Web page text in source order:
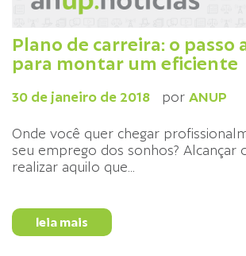
Plano de carreira: o passo
para montar um eficiente
30 de janeiro de 2018 por ANUP
Onde você quer chegar
seu emprego dos sonhos? Alcançar
realizar aquilo que...
leia mais